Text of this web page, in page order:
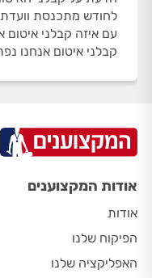
לחודש מתכנסת
עם איזה קבלני איטום
קבלני איטום אנחנו
אודות המקצוענים
אודות
הפיקוח שלנו
האפליקציה שלנו